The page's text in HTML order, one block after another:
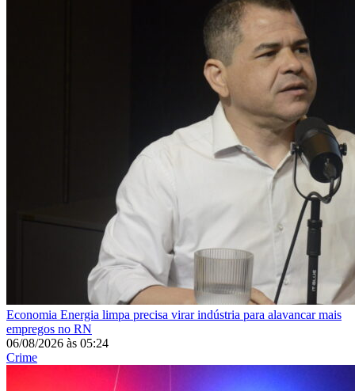
Economia Energia limpa precisa virar indústria para alavancar mais
empregos no RN
06/08/2026 às 05:24
Crime